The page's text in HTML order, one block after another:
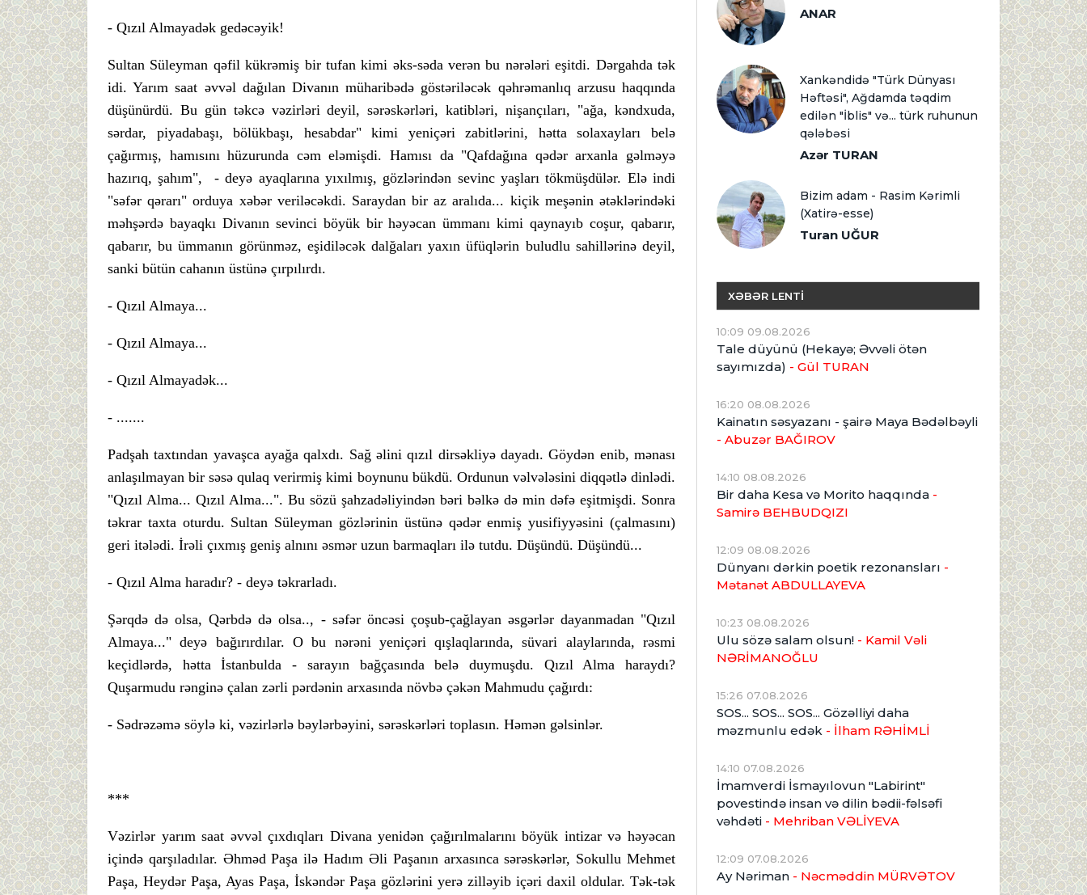
- Qızıl Almayadək gedəcəyik!
Sultan Süleyman qəfil kükrəmiş bir tufan kimi əks-səda verən bu nərələri eşitdi. Dərgahda tək
idi. Yarım saat əvvəl dağılan Divanın müharibədə göstəriləcək qəhrəmanlıq arzusu haqqında
düşünürdü. Bu gün təkcə vəzirləri deyil, sərəskərləri, katibləri, nişançıları, "ağa, kəndxuda,
sərdar, piyadabaşı, bölükbaşı, hesabdar" kimi yeniçəri zabitlərini, hətta solaxayları belə
çağırmış, hamısını hüzurunda cəm eləmişdi. Hamısı da "Qafdağına qədər arxanla gəlməyə
hazırıq, şahım", - deyə ayaqlarına yıxılmış, gözlərindən sevinc yaşları tökmüşdülər. Elə indi
"səfər qərarı" orduya xəbər veriləcəkdi. Saraydan bir az aralıda... kiçik meşənin ətəklərindəki
məhşərdə bayaqkı Divanın sevinci böyük bir həyəcan ümmanı kimi qaynayıb coşur, qabarır,
qabarır, bu ümmanın görünməz, eşidiləcək dalğaları yaxın üfüqlərin buludlu sahillərinə deyil,
sanki bütün cahanın üstünə çırpılırdı.
- Qızıl Almaya...
- Qızıl Almaya...
- Qızıl Almayadək...
- .......
Padşah taxtından yavaşca ayağa qalxdı. Sağ əlini qızıl dirsəkliyə dayadı. Göydən enib, mənası
anlaşılmayan bir səsə qulaq verirmiş kimi boynunu bükdü. Ordunun vəlvələsini diqqətlə dinlədi.
"Qızıl Alma... Qızıl Alma...". Bu sözü şahzadəliyindən bəri bəlkə də min dəfə eşitmişdi. Sonra
təkrar taxta oturdu. Sultan Süleyman gözlərinin üstünə qədər enmiş yusifiyyəsini (çalmasını)
geri itələdi. İrəli çıxmış geniş alnını əsmər uzun barmaqları ilə tutdu. Düşündü. Düşündü...
- Qızıl Alma haradır? - deyə təkrarladı.
Şərqdə də olsa, Qərbdə də olsa.., - səfər öncəsi çoşub-çağlayan əsgərlər dayanmadan "Qızıl
Almaya..." deyə bağırırdılar. O bu nərəni yeniçəri qışlaqlarında, süvari alaylarında, rəsmi
keçidlərdə, hətta İstanbulda - sarayın bağçasında belə duymuşdu. Qızıl Alma haraydı?
Quşarmudu rənginə çalan zərli pərdənin arxasında növbə çəkən Mahmudu çağırdı:
- Sədrəzəmə söylə ki, vəzirlərlə bəylərbəyini, sərəskərləri toplasın. Həmən gəlsinlər.
***
Vəzirlər yarım saat əvvəl çıxdıqları Divana yenidən çağırılmalarını böyük intizar və həyəcan
içində qarşıladılar. Əhməd Paşa ilə Hadım Əli Paşanın arxasınca sərəskərlər, Sokullu Mehmet
Paşa, Heydər Paşa, Ayas Paşa, İskəndər Paşa gözlərini yerə zilləyib içəri daxil oldular. Tək-tək
ANAR
Xankəndidə "Türk Dünyası
Həftəsi", Ağdamda təqdim
edilən "İblis" və... türk ruhunun
qələbəsi
Azər TURAN
Bizim adam - Rasim Kərimli
(Xatirə-esse)
Turan UĞUR
XƏBƏR LENTİ
10:09 09.08.2026
Tale düyünü (Hekayə; Əvvəli ötən
sayımızda) - Gül TURAN
16:20 08.08.2026
Kainatın səsyazanı - şairə Maya Bədəlbəyli
- Abuzər BAĞIROV
14:10 08.08.2026
Bir daha Kesa və Morito haqqında -
Samirə BEHBUDQIZI
12:09 08.08.2026
Dünyanı dərkin poetik rezonansları -
Mətanət ABDULLAYEVA
10:23 08.08.2026
Ulu sözə salam olsun! - Kamil Vəli
NƏRİMANOĞLU
15:26 07.08.2026
SOS... SOS... SOS... Gözəlliyi daha
məzmunlu edək - İlham RƏHİMLİ
14:10 07.08.2026
İmamverdi İsmayılovun "Labirint"
povestində insan və dilin bədii-fəlsəfi
vəhdəti - Mehriban VƏLİYEVA
12:09 07.08.2026
Ay Nəriman - Nəcməddin MÜRVƏTOV